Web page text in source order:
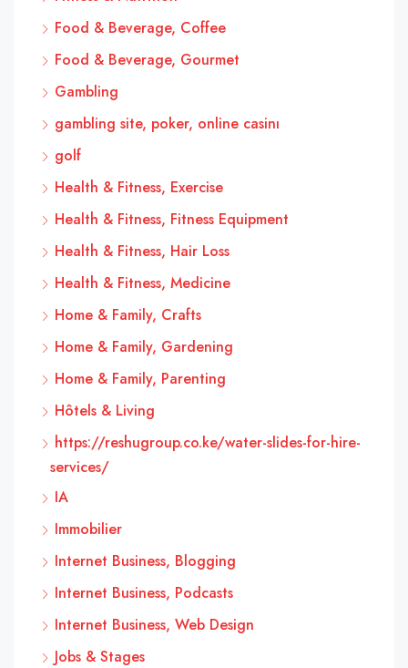
Food & Beverage, Coffee
Food & Beverage, Gourmet
Gambling
gambling site, poker, online casinı
golf
Health & Fitness, Exercise
Health & Fitness, Fitness Equipment
Health & Fitness, Hair Loss
Health & Fitness, Medicine
Home & Family, Crafts
Home & Family, Gardening
Home & Family, Parenting
Hôtels & Living
https://reshugroup.co.ke/water-slides-for-hire-
services/
IA
Immobilier
Internet Business, Blogging
Internet Business, Podcasts
Internet Business, Web Design
Jobs & Stages